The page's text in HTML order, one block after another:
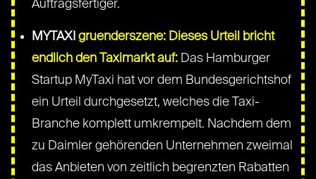
Auftragsfertiger.
MYTAXIgruenderszene: Dieses Urteil bricht
endlich den Taximarkt auf: Das Hamburger
Startup MyTaxi hat vor dem Bundesgerichtshof
ein Urteil durchgesetzt, welches die Taxi-
Branche komplett umkrempelt. Nachdem dem
zu Daimler gehörenden Unternehmen zweimal
das Anbieten von zeitlich begrenzten Rabatten